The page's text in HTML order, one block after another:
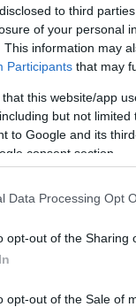
to third
of your personal
This information may
Participants that may
that this website/app
but not
to Google and its
consent section.
Data Processing Opt
opt-out of the Sharing
opt-out of the Sale of
verzi
všem
Classics Pro
i počítači.
Bezky.net
– Stáhněte ji